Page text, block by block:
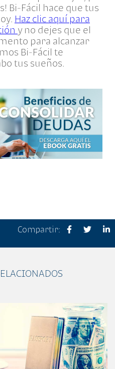
Bi-Fácil hace que tus
Haz clic aquí para
y no dejes que el
para alcanzar
Bi-Fácil te
tus sueños.
Compartir: